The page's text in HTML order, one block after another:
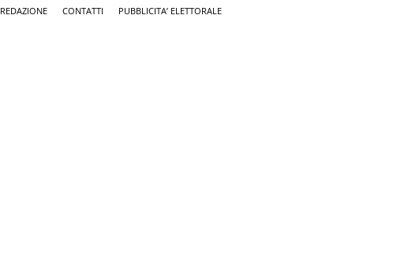
REDAZIONE CONTATTI PUBBLICITA’ ELETTORALE